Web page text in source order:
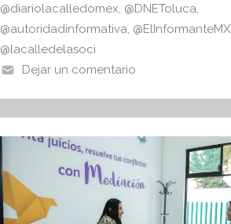
@diariolacalledomex @DNEToluca
@autoridadinformativa @ElInformanteMX
@lacalledelasoci
Dejar un comentario